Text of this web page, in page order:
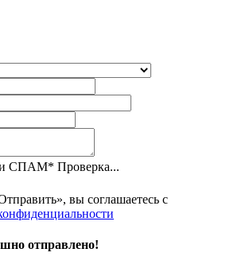
СПАМ* Проверка...
вы соглашаетесь с
отправлено!